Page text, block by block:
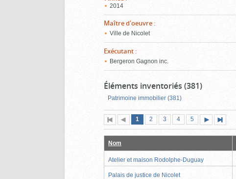
2014
Maître d'oeuvre :
Ville de Nicolet
Exécutant :
Bergeron Gagnon inc.
Éléments inventoriés (381)
Patrimoine immobilier (381)
Première
page
Page
précédente
Page
1 (page
actuelle)
Page
2 Page
3 Page
4 Page
5
suivante
page
Nom
Atelier et maison Rodolphe-Duguay
Palais de justice de Nicolet